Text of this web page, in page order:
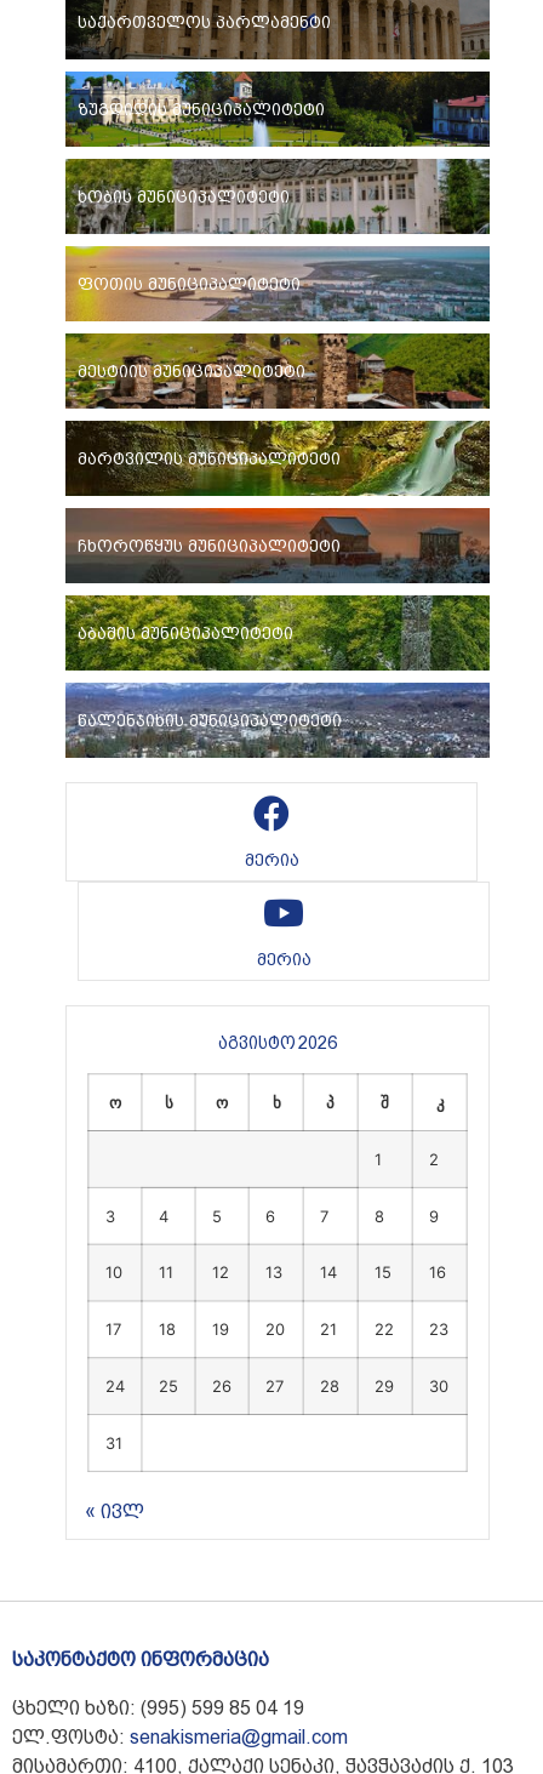
საქართველოს პარლამენტი
ზუგდიდის მუნიციპალიტეტი
ხობის მუნიციპალიტეტი
ფოთის მუნიციპალიტეტი
მესტიის მუნიციპალიტეტი
მარტვილის მუნიციპალიტეტი
ჩხოროწყუს მუნიციპალიტეტი
აბაშის მუნიციპალიტეტი
წალენჯიხის მუნიციპალიტეტი
მერია
მერია
აგვისტო 2026
ო ს ო ხ პ შ კ
1 2
3 4 5 6 7 8 9
10 11 12 13 14 15 16
17 18 19 20 21 22 23
24 25 26 27 28 29 30
31
« ივლ
საკონტაქტო ინფორმაცია
ცხელი ხაზი: (995) 599 85 04 19
ელ.ფოსტა: senakismeria@gmail.com
მისამართი: 4100, ქალაქი სენაკი, ჭავჭავაძის ქ. 103